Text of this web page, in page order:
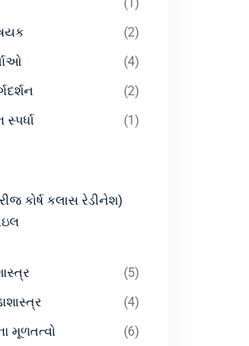
(2)
(4)
(2)
(1)
કોર્ષ કલાસ રેડીનેશ)
(5)
(4)
મૂળતત્વો
(6)